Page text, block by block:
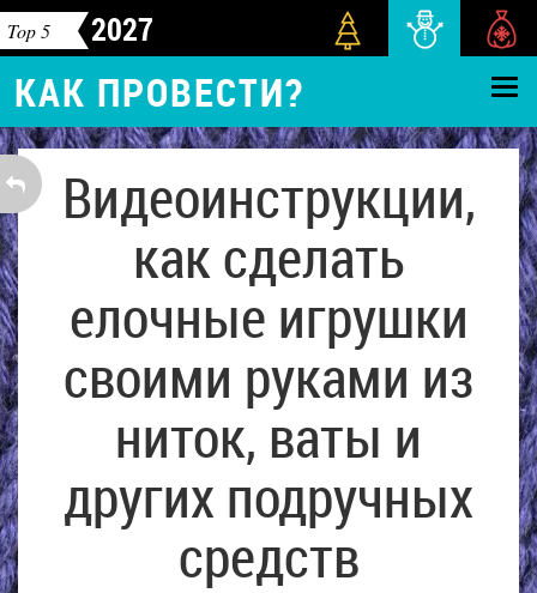
Top 5 2027
КАК ПРОВЕСТИ?
Видеоинструкции,
как сделать
елочные игрушки
своими руками из
ниток, ваты и
других подручных
средств